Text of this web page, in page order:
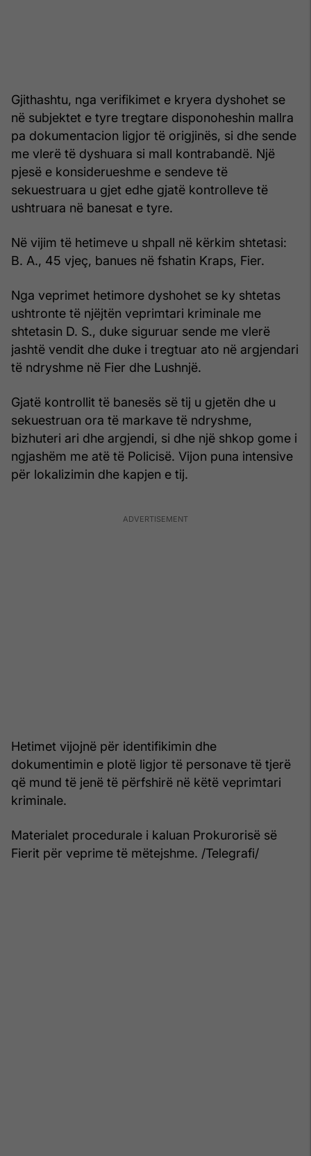
Gjithashtu, nga verifikimet e kryera dyshohet se
në subjektet e tyre tregtare disponoheshin mallra
pa dokumentacion ligjor të origjinës, si dhe sende
me vlerë të dyshuara si mall kontrabandë. Një
pjesë e konsiderueshme e sendeve të
sekuestruara u gjet edhe gjatë kontrolleve të
ushtruara në banesat e tyre.
Në vijim të hetimeve u shpall në kërkim shtetasi:
B. A., 45 vjeç, banues në fshatin Kraps, Fier.
Nga veprimet hetimore dyshohet se ky shtetas
ushtronte të njëjtën veprimtari kriminale me
shtetasin D. S., duke siguruar sende me vlerë
jashtë vendit dhe duke i tregtuar ato në argjendari
të ndryshme në Fier dhe Lushnjë.
Gjatë kontrollit të banesës së tij u gjetën dhe u
sekuestruan ora të markave të ndryshme,
bizhuteri ari dhe argjendi, si dhe një shkop gome i
ngjashëm me atë të Policisë. Vijon puna intensive
për lokalizimin dhe kapjen e tij.
Hetimet vijojnë për identifikimin dhe
dokumentimin e plotë ligjor të personave të tjerë
që mund të jenë të përfshirë në këtë veprimtari
kriminale.
Materialet procedurale i kaluan Prokurorisë së
Fierit për veprime të mëtejshme. /Telegrafi/